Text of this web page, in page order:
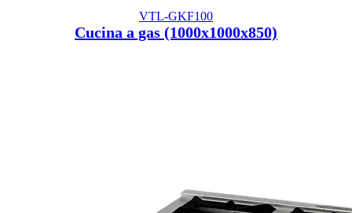
VTL-GKF100
Cucina a gas (1000x1000x850)